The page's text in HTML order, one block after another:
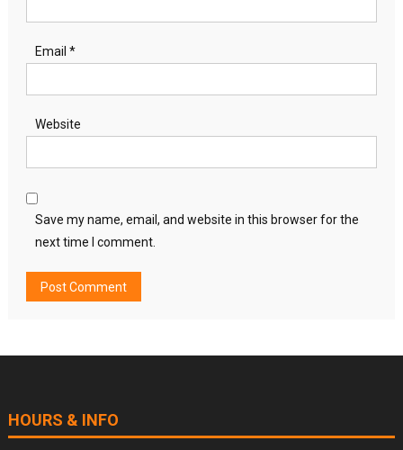
Email *
Website
Save my name, email, and website in this browser for the
next time I comment.
HOURS & INFO